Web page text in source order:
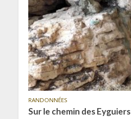
RANDONNÉES
Sur le chemin des Eyguiers